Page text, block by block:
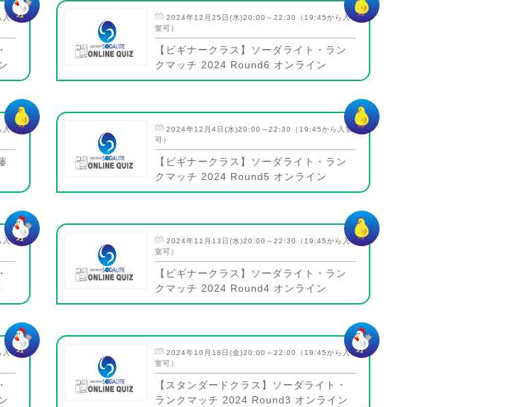
入
2024年12月25日(水)20:00～22:30（19:45から入
室可）
【ビギナークラス】ソーダライト・ラン
クマッチ 2024 Round6 オンライン
入
2024年12月4日(水)20:00～22:30（19:45から入室
可）
【ビギナークラス】ソーダライト・ラン
クマッチ 2024 Round5 オンライン
入
2024年11月13日(水)20:00～22:30（19:45から入
室可）
【ビギナークラス】ソーダライト・ラン
クマッチ 2024 Round4 オンライン
入
2024年10月18日(金)20:00～22:00（19:45から入
室可）
【スタンダードクラス】ソーダライト・
ランクマッチ 2024 Round3 オンライン